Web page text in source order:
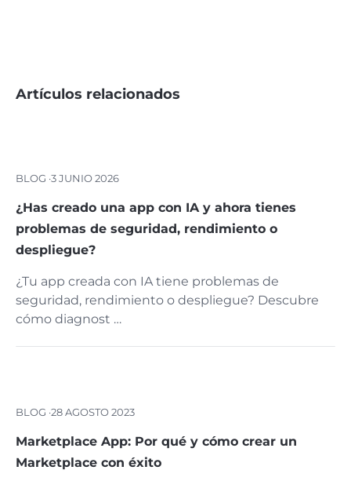
Artículos relacionados
BLOG ·3 JUNIO 2026
¿Has creado una app con IA y ahora tienes
problemas de seguridad, rendimiento o
despliegue?
¿Tu app creada con IA tiene problemas de
seguridad, rendimiento o despliegue? Descubre
cómo diagnost …
BLOG ·28 AGOSTO 2023
Marketplace App: Por qué y cómo crear un
Marketplace con éxito